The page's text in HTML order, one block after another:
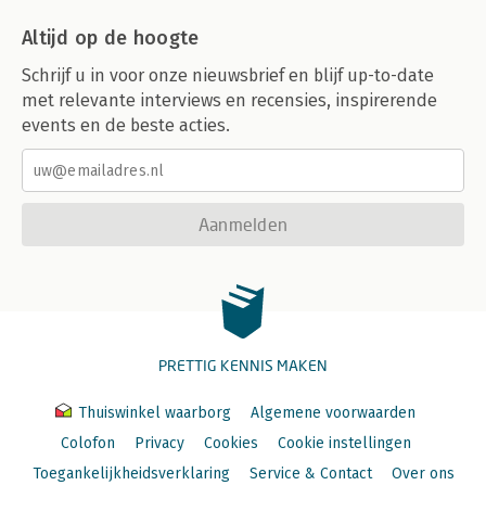
Altijd op de hoogte
Schrijf u in voor onze nieuwsbrief en blijf up-to-date
met relevante interviews en recensies, inspirerende
events en de beste acties.
Aanmelden
PRETTIG KENNIS MAKEN
Thuiswinkel waarborg
Algemene voorwaarden
Colofon
Privacy Cookies
Cookie instellingen
Toegankelijkheidsverklaring
Service & Contact Over ons